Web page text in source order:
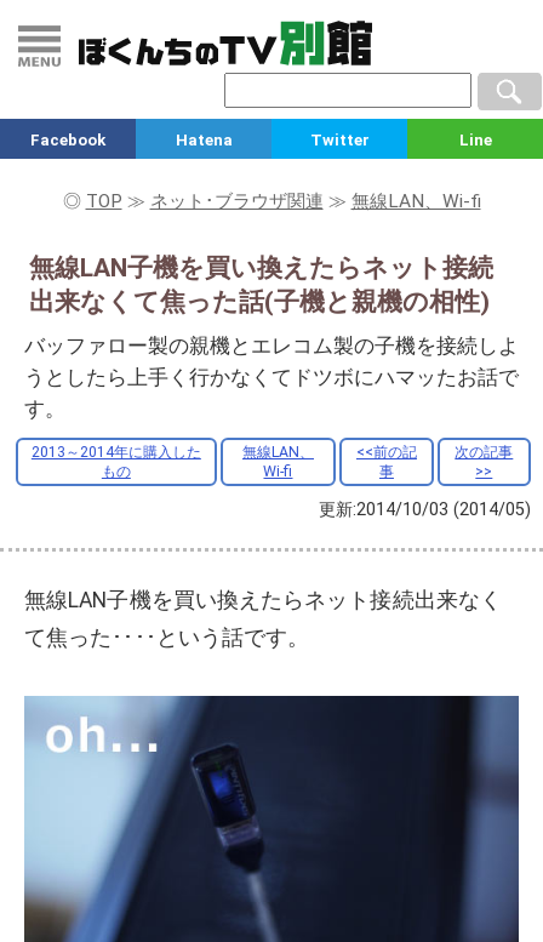
Facebook Hatena Twitter Line
◎ TOP ≫ ネット･ブラウザ関連 ≫ 無線LAN、Wi-fi
無線LAN子機を買い換えたらネット接続
出来なくて焦った話(子機と親機の相性)
バッファロー製の親機とエレコム製の子機を接続しよ
うとしたら上手く行かなくてドツボにハマッたお話で
す。
2013～2014年に購入した
もの
無線LAN、
Wi-fi
<<前の記
事
次の記事
>>
更新:2014/10/03 (2014/05)
無線LAN子機を買い換えたらネット接続出来なく
て焦った････という話です。